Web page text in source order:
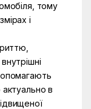
тому
і
актуально в